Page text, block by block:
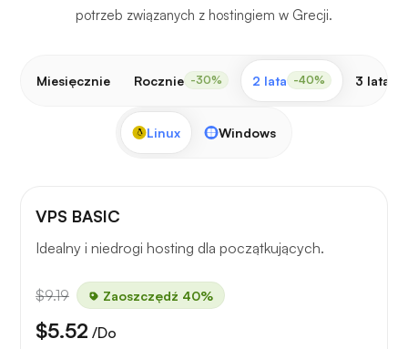
potrzeb związanych z hostingiem w Grecji.
Miesięcznie Rocznie -30% 2 lata -40% 3 lata
Linux Windows
VPS BASIC
Idealny i niedrogi hosting dla początkujących.
$9.19 Zaoszczędź 40%
$5.52 /Do